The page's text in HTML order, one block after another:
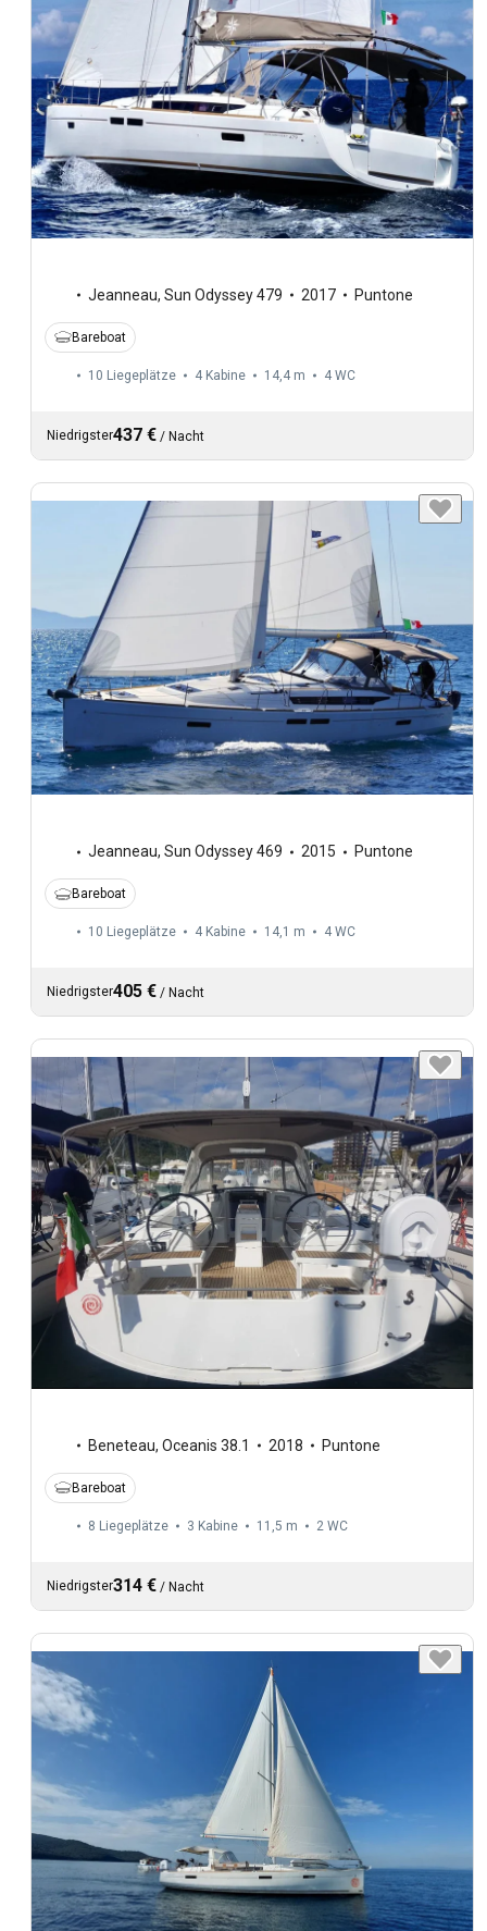
Jeanneau, Sun Odyssey 479 2017 Puntone
Bareboat
10 Liegeplätze 4 Kabine 14,4 m 4 WC
Niedrigster437 € / Nacht
Jeanneau, Sun Odyssey 469 2015 Puntone
Bareboat
10 Liegeplätze 4 Kabine 14,1 m 4 WC
Niedrigster405 € / Nacht
Beneteau, Oceanis 38.1 2018 Puntone
Bareboat
8 Liegeplätze 3 Kabine 11,5 m 2 WC
Niedrigster314 € / Nacht